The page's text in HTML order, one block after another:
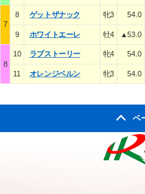
7
8 ゲットザナック 牝3 54.0
9 ホワイトエーレ 牡4 ▲53.0
8
10 ラブストーリー 牝4 54.0
11 オレンジベルン 牝3 54.0
ペ